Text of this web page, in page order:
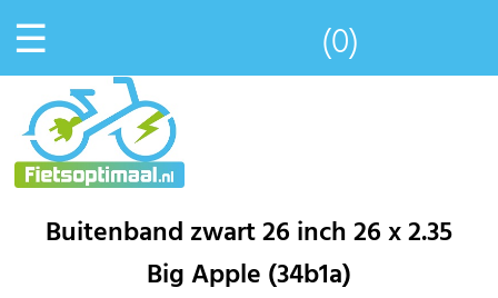
☰ (0)
Buitenband zwart 26 inch 26 x 2.35
Big Apple (34b1a)